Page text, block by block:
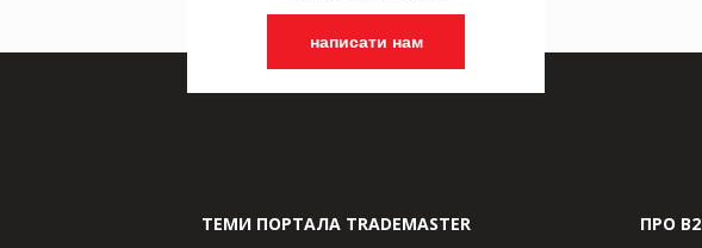
написати нам
ТЕМИ ПОРТАЛА TRADEMASTER ПРО